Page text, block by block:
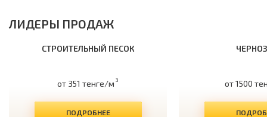
ЛИДЕРЫ ПРОДАЖ
СТРОИТЕЛЬНЫЙ ПЕСОК
от 351 тенге/м 3
ПОДРОБНЕЕ
от 1500